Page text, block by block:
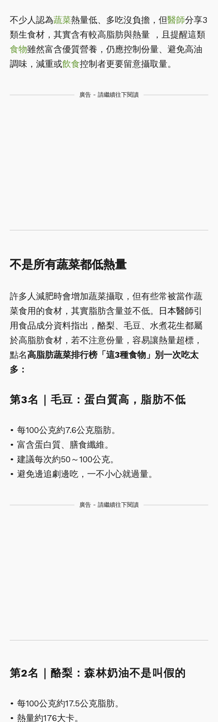
不少人認為蔬菜熱量低、多吃沒負擔，但醫師分享3
類生食材，其實含有較高脂肪與熱量 ，且提醒這類
食物雖然富含優質營養，仍應控制份量、避免高油
調味，減重或飲食控制者更要留意攝取量。
廣告 - 請繼續往下閱讀
不是所有蔬菜都低熱量
許多人減肥時會增加蔬菜攝取，但有些常被當作蔬
菜食用的食材，其實脂肪含量並不低。
日本醫師引
用食品成分資料指出，酪梨、毛豆、水煮花生都屬
於高脂肪食材，若不注意份量，容易讓熱量超標，
點名高脂肪蔬菜排行榜「這3種食物」別一次吃太
多：
第3名｜毛豆：蛋白質高，脂肪不低
• 每100公克約7.6公克脂肪。
• 富含蛋白質、膳食纖維。
• 建議每次約50～100公克。
• 避免邊追劇邊吃，一不小心就過量。
廣告 - 請繼續往下閱讀
第2名｜酪梨：森林奶油不是叫假的
• 每100公克約17.5公克脂肪。
• 熱量約176大卡。